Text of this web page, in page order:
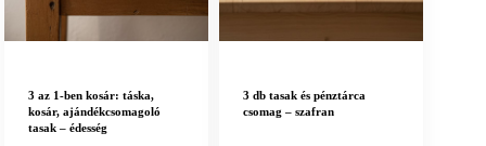
3 az 1-ben kosár: táska,
kosár, ajándékcsomagoló
tasak – édesség
3 db tasak és pénztárca
csomag – szafran